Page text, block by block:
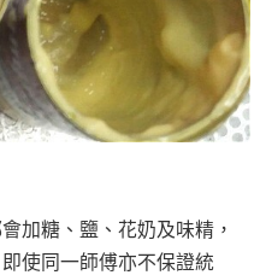
加糖、鹽、花奶及味精，
使同一師傅亦不保證統